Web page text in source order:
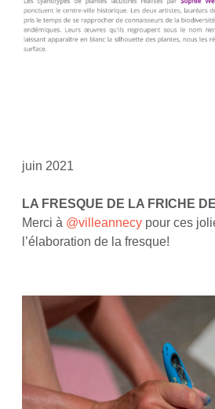
juin 2021
LA FRESQUE DE LA FRICHE
Merci à @villeannecy pour ces
l’élaboration de la fresque!